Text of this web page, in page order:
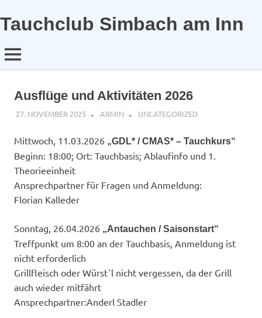
Inhalt
springen
Tauchclub Simbach am Inn
MENÜ
Ausflüge und Aktivitäten 2026
27. NOVEMBER 2025 ARMIN UNCATEGORIZED
Mittwoch, 11.03.2026 „GDL* / CMAS* – Tauchkurs“
Beginn: 18:00; Ort: Tauchbasis; Ablaufinfo und 1.
Theorieeinheit
Ansprechpartner für Fragen und Anmeldung:​
Florian Kalleder
Sonntag, 26.04.2026 „Antauchen / Saisonstart“
Treffpunkt um 8:00 an der Tauchbasis, Anmeldung ist
nicht erforderlich
Grillfleisch oder Würst´l nicht vergessen, da der Grill
auch wieder mitfährt
Ansprechpartner:​Anderl Stadler